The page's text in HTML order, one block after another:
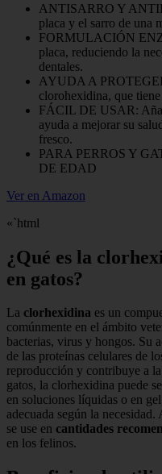
ANTISARRO Y
placa y el sarro de una
FORMULACIÓN
placa, reduciendo la
dentales.
AYUDA A
clorohexidina, que
FÁCIL DE USAR:
ayuda a mejorar su
fresco.
PARA PERROS Y
DE EDAD
Ver en Amazon
«`html
¿Qué es la
en gatos?
La clorhexidina es un
comúnmente en el ámbito
bacterias, virus y hongos. Su
de las proteínas celulares de
reproducción y contribuye a
gatos, la clorhexidina puede
en soluciones líquidas o en
adecuada según la
se use en cantidades
en los felinos.